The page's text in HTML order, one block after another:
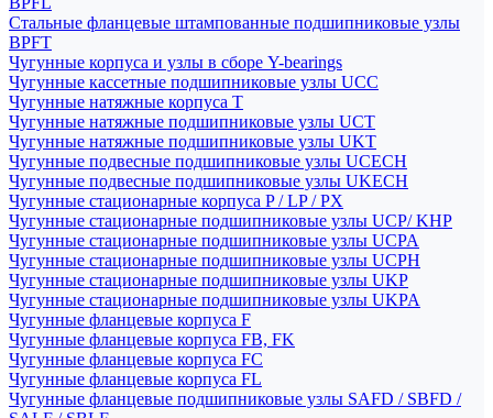
Стальные фланцевые штампованные подшипниковые узлы
BPFT
Чугунные корпуса и узлы в сборе Y-bearings
Чугунные кассетные подшипниковые узлы UCC
Чугунные натяжные корпуса T
Чугунные натяжные подшипниковые узлы UCT
Чугунные натяжные подшипниковые узлы UKT
Чугунные подвесные подшипниковые узлы UCECH
Чугунные подвесные подшипниковые узлы UKECH
Чугунные стационарные корпуса P / LP / PX
Чугунные стационарные подшипниковые узлы UCP/ KHP
Чугунные стационарные подшипниковые узлы UCPA
Чугунные стационарные подшипниковые узлы UCPH
Чугунные стационарные подшипниковые узлы UKP
Чугунные стационарные подшипниковые узлы UKPA
Чугунные фланцевые корпуса F
Чугунные фланцевые корпуса FB, FK
Чугунные фланцевые корпуса FC
Чугунные фланцевые корпуса FL
Чугунные фланцевые подшипниковые узлы SAFD / SBFD /